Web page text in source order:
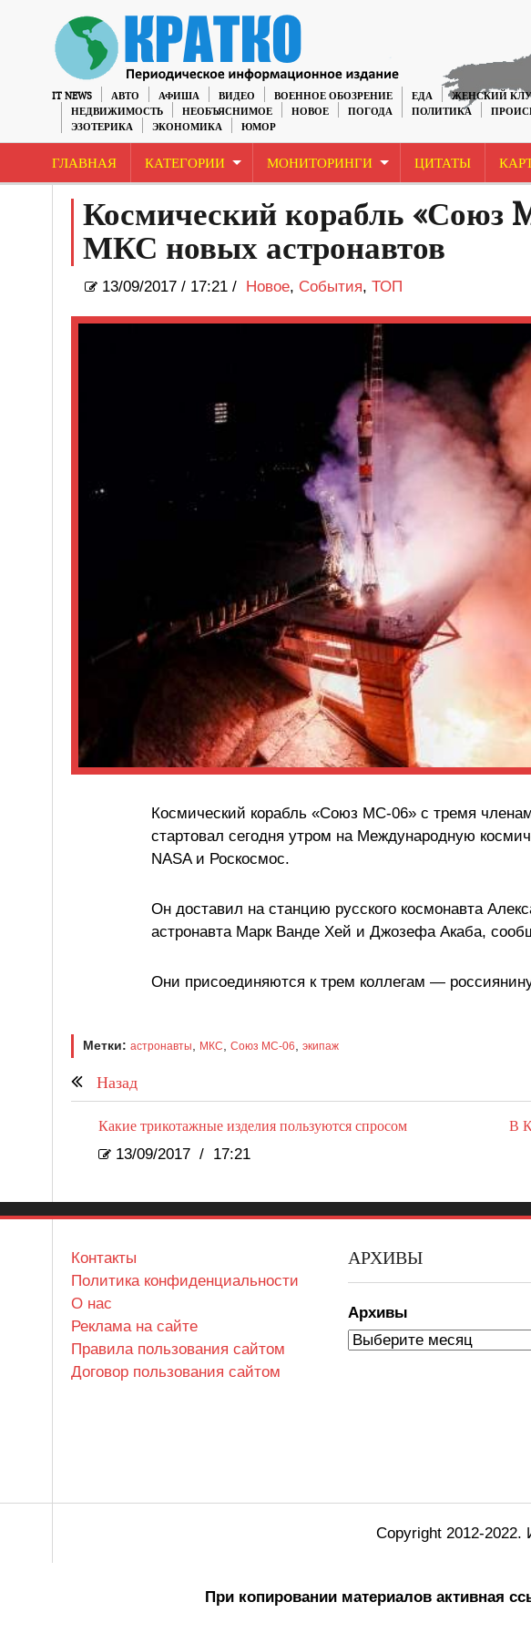
IT NEWS АВТО АФИША ВИДЕО ВОЕННОЕ ОБОЗРЕНИЕ ЕДА ЖЕНСКИЙ
НЕДВИЖИМОСТЬ
НЕОБЪЯСНИМОЕ НОВОЕ ПОГОДА ПОЛИТИКА
ЭЗОТЕРИКА
ЭКОНОМИКА ЮМОР
ГЛАВНАЯ КАТЕГОРИИ МОНИТОРИНГИ ЦИТАТЫ
Космический корабль «Союз
МКС новых астронавтов
13/09/2017/ 17:21 / Новое, События, ТОП
Космический корабль «Союз MC-06» с тремя
стартовал сегодня утром на Международную
NASA и Роскосмос.
Он доставил на станцию русского космонавта
астронавта Марк Ванде Хей и Джозефа Акаба,
Они присоединяются к трем коллегам —
Метки: астронавты МКС Союз MC-06 экипаж
Назад
Какие трикотажные изделия пользуются спросом
13/09/2017 / 17:21
В
Контакты
Политика конфиденциальности
О нас
Реклама на сайте
Правила пользования сайтом
Договор пользования сайтом
АРХИВЫ
Архивы
Copyright 2012-2022.
При копировании материалов активная